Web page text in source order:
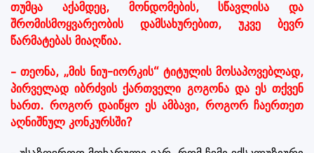
თუმცა აქამდეც, მონდომების, სწავლისა და
შრომისმოყვარეობის დამსახურებით, უკვე ბევრ
წარმატებას მიაღწია.
– თეონა, „მის ნიუ-იორკის“ ტიტულის მოსაპოვებლად,
პირველად იბრძვის ქართველი გოგონა და ეს თქვენ
ხართ. როგორ დაიწყო ეს ამბავი, როგორ ჩაერთეთ
აღნიშნულ კონკურსში?